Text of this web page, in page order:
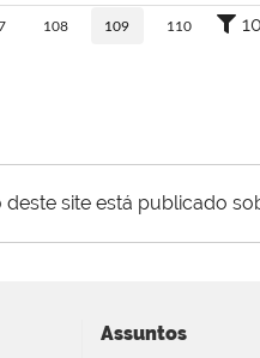
108 109 110 10
site está publicado
Assuntos